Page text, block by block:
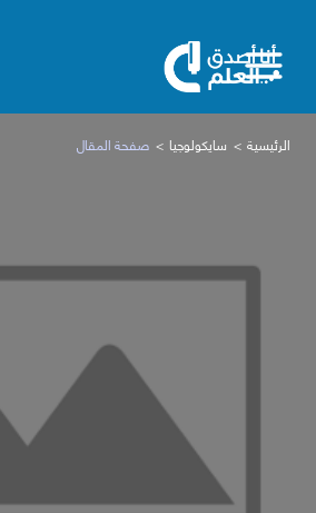
الرئيسية سايكولوجيا صفحة المقال